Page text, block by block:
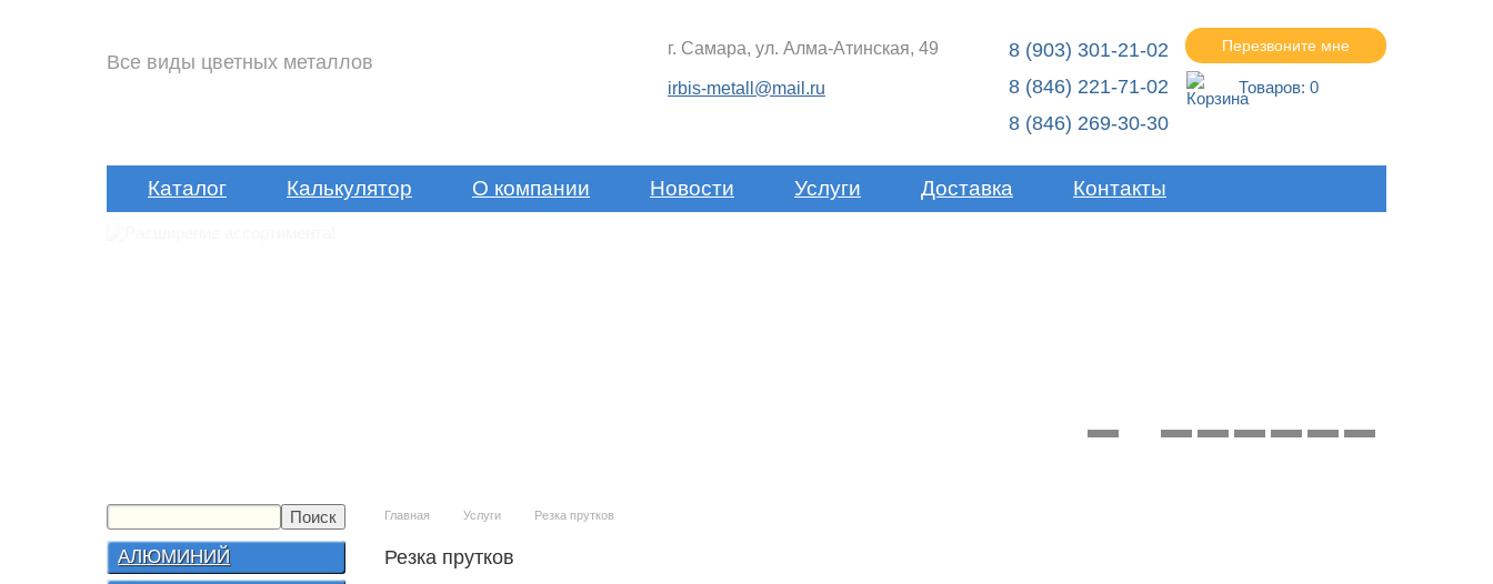
Все виды цветных металлов
г. Самара, ул. Алма-Атинская, 49
irbis-metall@mail.ru
8 (903) 301-21-02
8 (846) 221-71-02
8 (846) 269-30-30
Перезвоните мне
Товаров: 0
Каталог Калькулятор О компании Новости Услуги Доставка Контакты
АЛЮМИНИЙ
Главная Услуги Резка прутков
Резка прутков